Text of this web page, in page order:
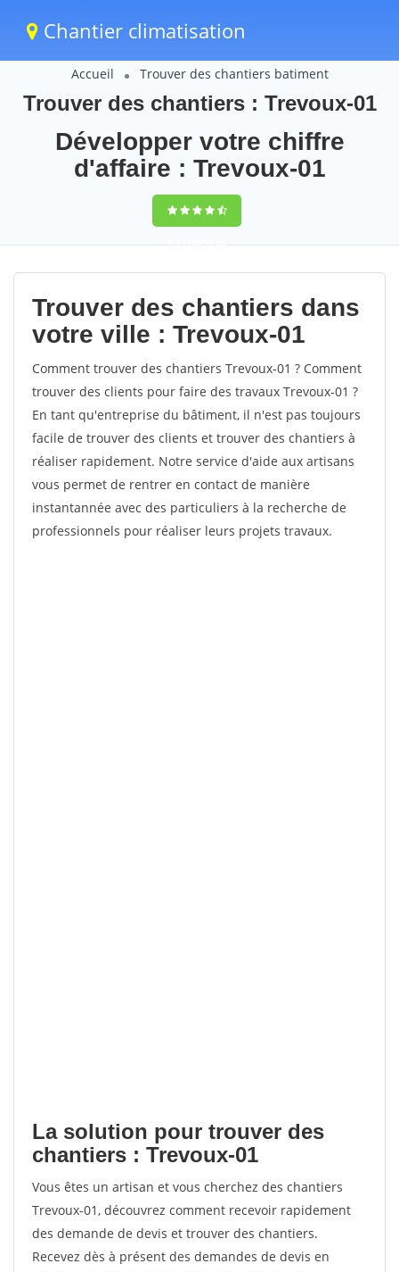
Chantier climatisation
Accueil Trouver des chantiers batiment
Trouver des chantiers : Trevoux-01
Développer votre chiffre
d'affaire : Trevoux-01
9,5(100%)66
votes
Trouver des chantiers dans
votre ville : Trevoux-01
Comment trouver des chantiers Trevoux-01 ? Comment
trouver des clients pour faire des travaux Trevoux-01 ?
En tant qu'entreprise du bâtiment, il n'est pas toujours
facile de trouver des clients et trouver des chantiers à
réaliser rapidement. Notre service d'aide aux artisans
vous permet de rentrer en contact de manière
instantannée avec des particuliers à la recherche de
professionnels pour réaliser leurs projets travaux.
La solution pour trouver des
chantiers : Trevoux-01
Vous êtes un artisan et vous cherchez des chantiers
Trevoux-01, découvrez comment recevoir rapidement
des demande de devis et trouver des chantiers.
Recevez dès à présent des demandes de devis en